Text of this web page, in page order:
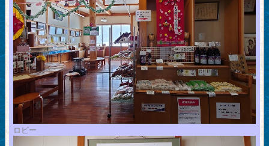
ロビー